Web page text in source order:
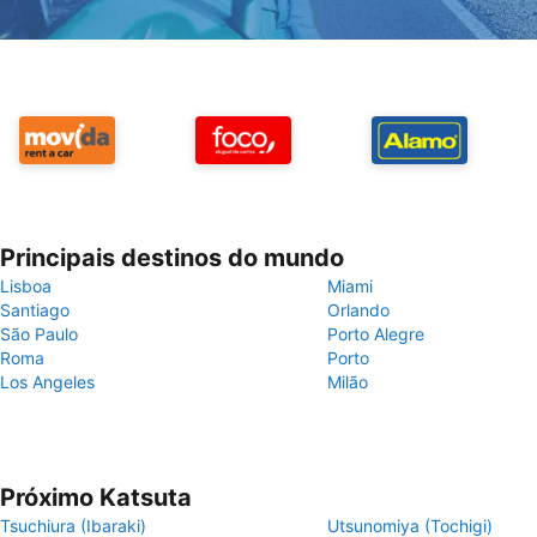
Principais destinos do mundo
Lisboa
Miami
Santiago
Orlando
São Paulo
Porto Alegre
Roma
Porto
Los Angeles
Milão
Próximo Katsuta
Tsuchiura (Ibaraki) Utsunomiya (Tochigi)